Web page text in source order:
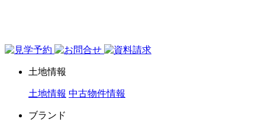
土地情報
土地情報 中古物件情報
ブランド